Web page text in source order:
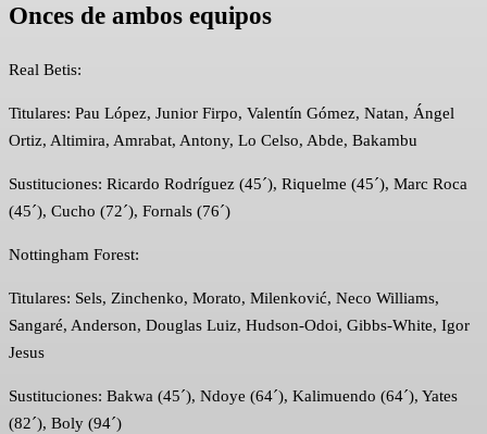
Onces de ambos equipos
Real Betis:
Titulares: Pau López, Junior Firpo, Valentín Gómez, Natan, Ángel
Ortiz, Altimira, Amrabat, Antony, Lo Celso, Abde, Bakambu
Sustituciones: Ricardo Rodríguez (45´), Riquelme (45´), Marc Roca
(45´), Cucho (72´), Fornals (76´)
Nottingham Forest:
Titulares: Sels, Zinchenko, Morato, Milenković, Neco Williams,
Sangaré, Anderson, Douglas Luiz, Hudson-Odoi, Gibbs-White, Igor
Jesus
Sustituciones: Bakwa (45´), Ndoye (64´), Kalimuendo (64´), Yates
(82´), Boly (94´)